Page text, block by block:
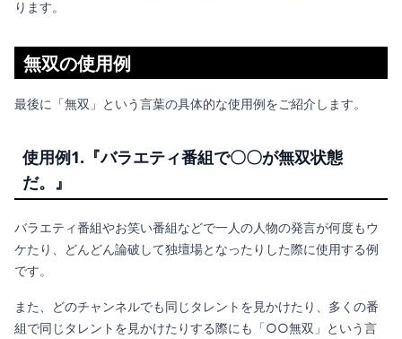
ります。
無双の使用例
最後に「無双」という言葉の具体的な使用例をご紹介します。
使用例1.『バラエティ番組で〇〇が無双状態
だ。』
バラエティ番組やお笑い番組などで一人の人物の発言が何度もウ
ケたり、どんどん論破して独壇場となったりした際に使用する例
です。
また、どのチャンネルでも同じタレントを見かけたり、多くの番
組で同じタレントを見かけたりする際にも「○○無双」という言